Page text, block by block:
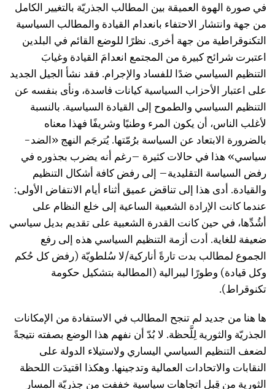
في صورة الهوة العميقة بين المطالب الجذريّة بالتغيير الكامل
من جهة وانتشار الاحتفاء بانعدام القيادة والمطالب السياسية
التكنوقراطية من جهة أخرى. نظرًا للوضع القائم في البلدين
اعتبرت شرائح كبيرة من المجتمع انعدامَ القيادة وغيابَ
التنظيم السياسي ضدًا للفساد والإجرام. فقد نشأ الجيل الجديد
على اعتبار الأحزاب السياسية كيانات فاسدة، ونأى بنفسه عن
التنظيم السياسي والطموح إلى القيادة السياسية. بالنسبة
لأغلب الناس، أن يكون المرء وطنيًا وشريفًا فهذا معناه
بالضرورة الابتعاد عن السياسة برُمّتها. يُترجَم النهج «الضد-
سياسي» هذا في حالات كثيرة –رغم أنه يضرب بجذوره في
رفض السياسة التقليدية– إلى رفض كافة أشكال التنظيم
والقيادة. أدى هذا إلى تناقض عميق أثناء أيام الانتفاض الأولى:
عندما كانت الإرادة الشعبية الساعية إلى خلع النظام على
أشُدِّها، في حين كانت القدرة الشعبية على تقديم بديل سياسي
ضعيفة للغاية. أدت أزمة التنظيم السياسي هذه إلى رفع
الجموع لمطالب بدت تارةً أناركية/لا سُلطويّة (رفض كل حُكم
وكل قيادة) وطورًا ليبرالية (المطالبة بتشكيل حكومة
تكنوقراط).
ها هنا من جديد لم تنجح المطالب في الاستفادة من الإمكانات
الجذريّة والثورية لِلَّحظة. لا بُدّ أن نفهم هذا الوضع بصفته نتيجةً
لضعف التنظيم السياسي اليساري ولاستيلاء الدولة على
النقابات والاتحادات العمالية وتدجينها. وهكذا اقتيدَت اللحظة
الثورية من قِبل اتجاهات سياسية خففت من جذريّة المسار